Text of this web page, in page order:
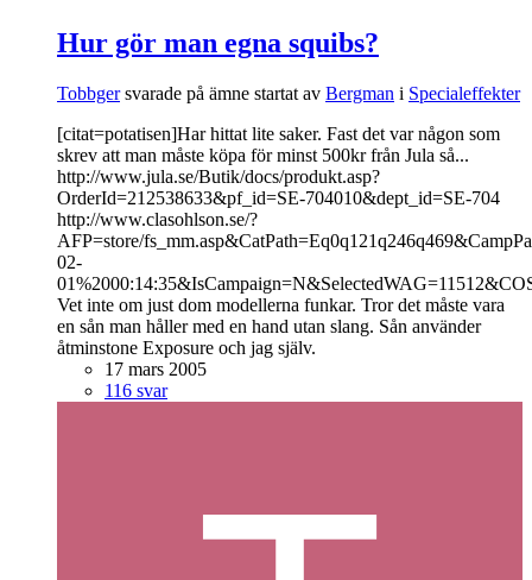
Hur gör man egna squibs?
Tobbgersvarade på ämne startat av Bergman i Specialeffekter
[citat=potatisen]Har hittat lite saker. Fast det var någon som
skrev att man måste köpa för minst 500kr från Jula så...
http://www.jula.se/Butik/docs/produkt.asp?
OrderId=212538633&pf_id=SE-704010&dept_id=SE-704
http://www.clasohlson.se/?
AFP=store/
02-
Vet inte om just dom modellerna funkar. Tror det måste vara
en sån man håller med en hand utan slang. Sån använder
åtminstone Exposure och jag själv.
17 mars 2005
116 svar